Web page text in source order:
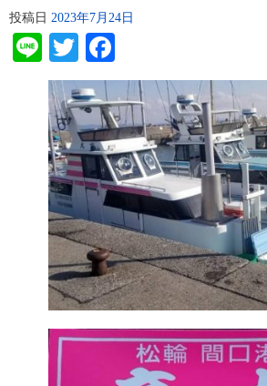
投稿日 2023年7月24日
LineTwitter